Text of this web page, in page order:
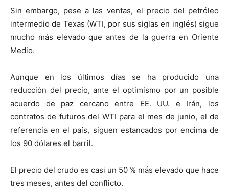
Sin embargo, pese a las ventas, el precio del petróleo
intermedio de Texas (WTI, por sus siglas en inglés) sigue
mucho más elevado que antes de la guerra en Oriente
Medio.
Aunque en los últimos días se ha producido una
reducción del precio, ante el optimismo por un posible
acuerdo de paz cercano entre EE. UU. e Irán, los
contratos de futuros del WTI para el mes de junio, el de
referencia en el país, siguen estancados por encima de
los 90 dólares el barril.
El precio del crudo es casi un 50 % más elevado que hace
tres meses, antes del conflicto.